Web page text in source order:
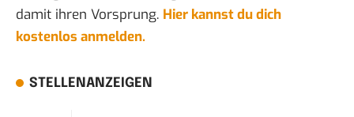
damit ihren Vorsprung. Hier kannst du dich
kostenlos anmelden.
STELLENANZEIGEN